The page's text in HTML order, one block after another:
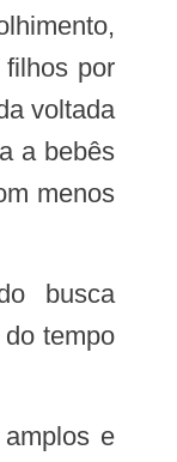
por
voltada
a bebês
menos
tempo